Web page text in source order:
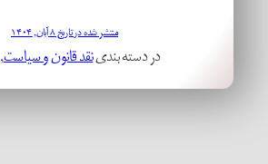
منتشر شده در تاریخ ۸ آبان, ۱۴۰۴
در دسته بندینقد قانون و سیاست,